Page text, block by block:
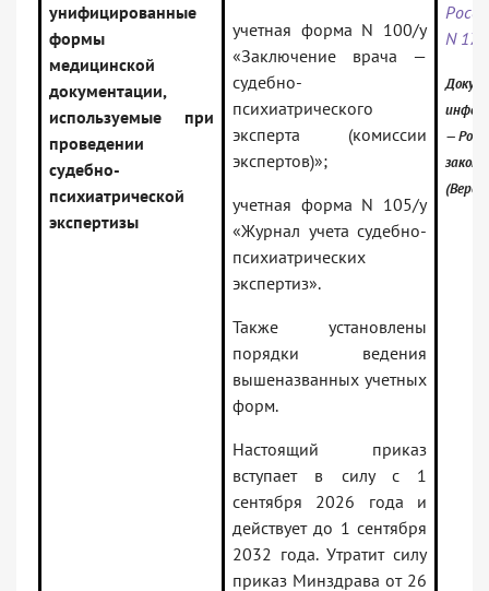
унифицированные
формы
медицинской
документации,
используемые при
проведении
судебно-
психиатрической
экспертизы
учетная форма N 100/у
«Заключение врача —
судебно-
психиатрического
эксперта (комиссии
экспертов)»;
учетная форма N 105/у
«Журнал учета судебно-
психиатрических
экспертиз».
Также установлены
порядки ведения
вышеназванных учетных
форм.
Настоящий приказ
вступает в силу с 1
сентября 2026 года и
действует до 1 сентября
2032 года. Утратит силу
приказ Минздрава от 26
N
—